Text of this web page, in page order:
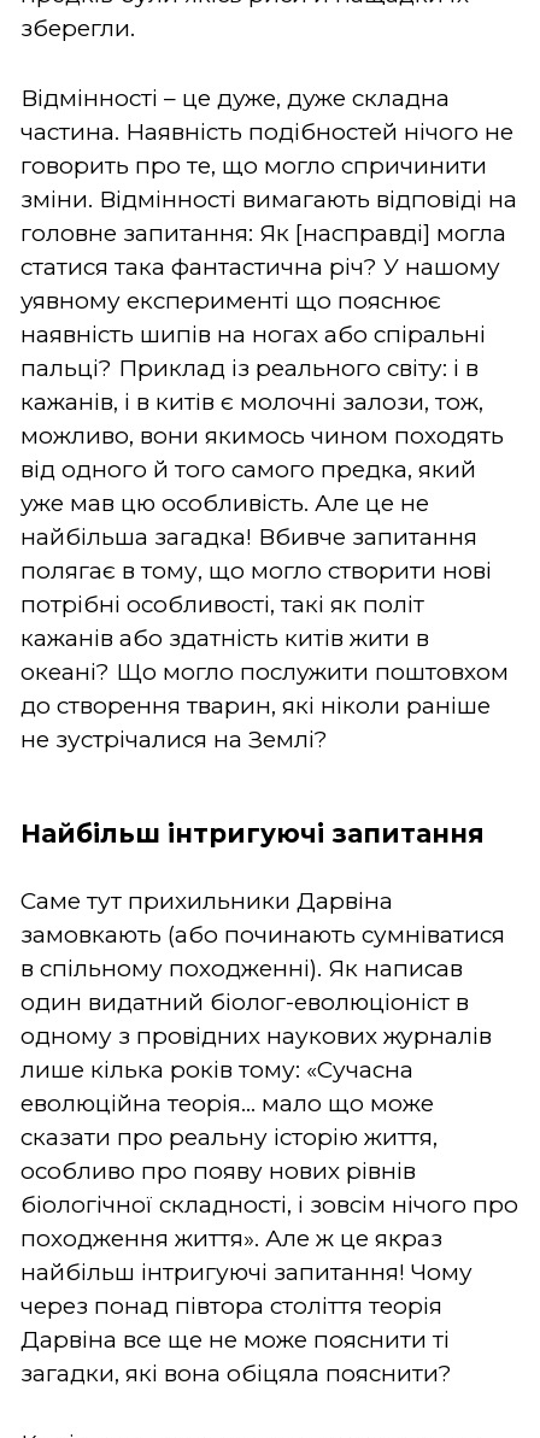
зберегли.
Відмінності – це дуже, дуже складна
частина. Наявність подібностей нічого не
говорить про те, що могло спричинити
зміни. Відмінності вимагають відповіді на
головне запитання: Як [насправді] могла
статися така фантастична річ? У нашому
уявному експерименті що пояснює
наявність шипів на ногах або спіральні
пальці? Приклад із реального світу: і в
кажанів, і в китів є молочні залози, тож,
можливо, вони якимось чином походять
від одного й того самого предка, який
уже мав цю особливість. Але це не
найбільша загадка! Вбивче запитання
полягає в тому, що могло створити нові
потрібні особливості, такі як політ
кажанів або здатність китів жити в
океані? Що могло послужити поштовхом
до створення тварин, які ніколи раніше
не зустрічалися на Землі?
Найбільш інтригуючі запитання
Саме тут прихильники Дарвіна
замовкають (або починають сумніватися
в спільному походженні). Як написав
один видатний біолог-еволюціоніст в
одному з провідних наукових журналів
лише кілька років тому: «Сучасна
еволюційна теорія... мало що може
сказати про реальну історію життя,
особливо про появу нових рівнів
біологічної складності, і зовсім нічого про
походження життя». Але ж це якраз
найбільш інтригуючі запитання! Чому
через понад півтора століття теорія
Дарвіна все ще не може пояснити ті
загадки, які вона обіцяла пояснити?